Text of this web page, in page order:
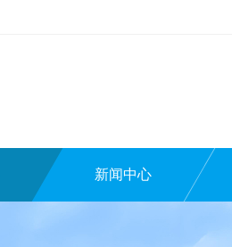
新闻中心